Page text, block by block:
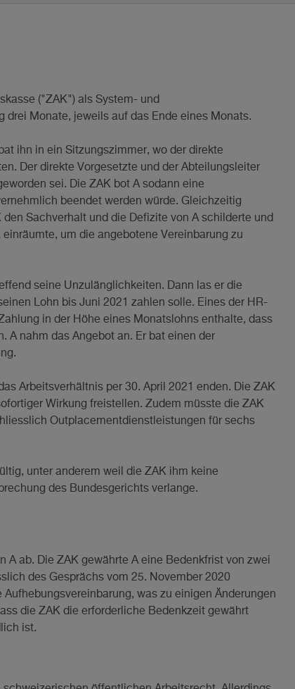
("ZAK") als System- und
Monate, jeweils auf das Ende eines Monats.
ihn in ein Sitzungszimmer, wo der direkte
Der direkte Vorgesetzte und der Abteilungsleiter
sei. Die ZAK bot A sodann eine
beendet werden würde. Gleichzeitig
Sachverhalt und die Defizite von A schilderte und
um die angebotene Vereinbarung zu
seine Unzulänglichkeiten. Dann las er die
Lohn bis Juni 2021 zahlen solle. Eines der HR-
in der Höhe eines Monatslohns enthalte, dass
A nahm das Angebot an. Er bat einen der
Arbeitsverhältnis per 30. April 2021 enden. Die ZAK
Wirkung freistellen. Zudem müsste die ZAK
Outplacementdienstleistungen für sechs
unter anderem weil die ZAK ihm keine
des Bundesgerichts verlange.
ab. Die ZAK gewährte A eine Bedenkfrist von zwei
des Gesprächs vom 25. November 2020
was zu einigen Änderungen
die ZAK die erforderliche Bedenkzeit gewährt
ist.